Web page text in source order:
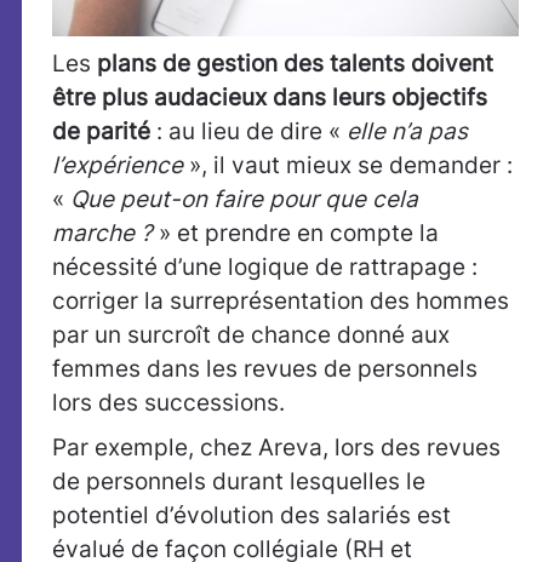
Les plans de gestion des talents doivent
être plus audacieux dans leurs objectifs
de parité : au lieu de dire « elle n’a pas
l’expérience », il vaut mieux se demander :
« Que peut-on faire pour que cela
marche ?» et prendre en compte la
nécessité d’une logique de rattrapage :
corriger la surreprésentation des hommes
par un surcroît de chance donné aux
femmes dans les revues de personnels
lors des successions.
Par exemple, chez Areva, lors des revues
de personnels durant lesquelles le
potentiel d’évolution des salariés est
évalué de façon collégiale (RH et